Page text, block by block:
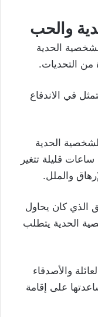
والحب
الحدية
من التحديات.
في الاندفاع
الحدية
قليلة تتغير
والملل.
الذي كان يحاول
الحدية يتطلب
والأصدقاء
على إقامة